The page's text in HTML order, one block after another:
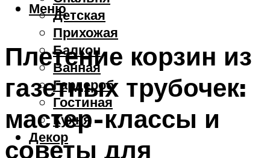
Детская
Прихожая
Балкон
Ванная
Гардероб
Гостиная
Кухня
Декор
Меню
Плетение корзин из
газетных трубочек:
мастер-классы и
советы для